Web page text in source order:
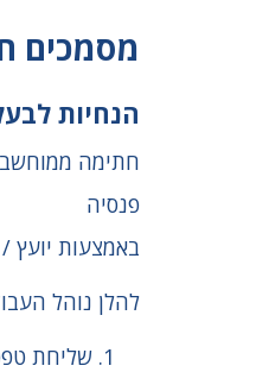
מסמכים
הנחיות
חתימה
פנסיה
באמצעות יועץ /
להלן נוהל
שליחת